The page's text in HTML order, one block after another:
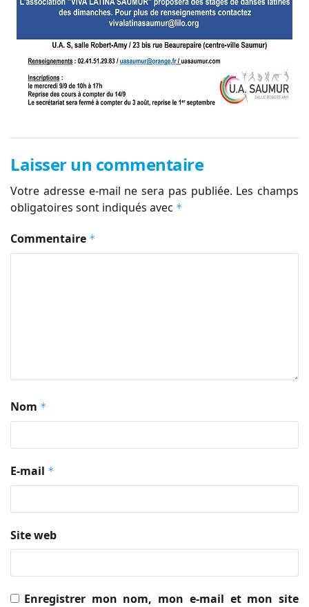
Laisser un commentaire
Votre adresse e-mail ne sera pas publiée. Les champs
obligatoires sont indiqués avec *
Commentaire *
Nom *
E-mail *
Site web
Enregistrer mon nom, mon e-mail et mon site